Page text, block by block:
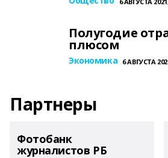
Полугодие
плюсом
Экономика 6 АВГУСТА
Партнеры
Фотобанк
журналистов РБ